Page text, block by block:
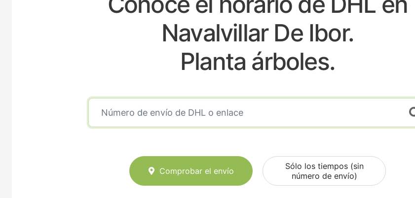
Navalvillar De Ibor.
Planta árboles.
Comprobar el envío
Sólo los tiempos (sin
número de envío)